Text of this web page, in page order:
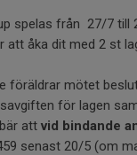
spelas från 27/7 till
att åka dit med 2 st
föräldrar mötet
för lagen
att vid bindande
senast 20/5 (om